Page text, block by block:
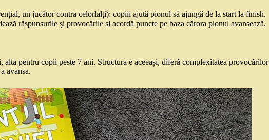
un jucător contra celorlalți): copiii ajută pionul să ajungă de la start la finish.
răspunsurile și provocările și acordă puncte pe baza cărora pionul avansează.
pentru copii peste 7 ani. Structura e aceeași, diferă complexitatea provocărilor
avansa.